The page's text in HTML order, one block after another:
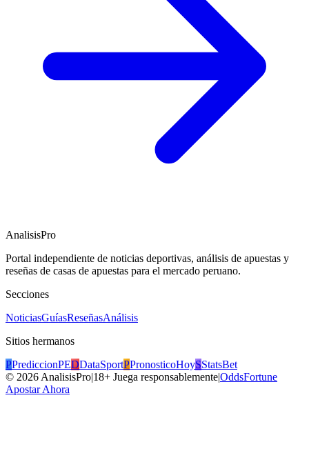
AnalisisPro
Portal independiente de noticias deportivas, análisis de apuestas y
reseñas de casas de apuestas para el mercado peruano.
Secciones
NoticiasGuíasReseñasAnálisis
Sitios hermanos
PPrediccionPEDDataSportPPronosticoHoySStatsBet
© 2026 AnalisisPro|18+ Juega responsablemente|OddsFortune
Apostar Ahora